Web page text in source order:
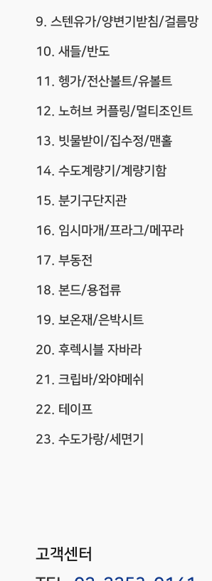
9. 스텐유가/양변기받침/걸름망
10. 새들/반도
11. 헹가/전산볼트/유볼트
12. 노허브 커플링/멀티조인트
13. 빗물받이/집수정/맨홀
14. 수도계량기/계량기함
15. 분기구단지관
16. 임시마개/프라그/메꾸라
17. 부동전
18. 본드/용접류
19. 보온재/은박시트
20. 후렉시블 자바라
21. 크립바/와야메쉬
22. 테이프
23. 수도가랑/세면기
고객센터